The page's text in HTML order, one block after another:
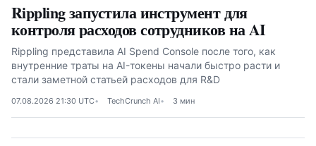
Rippling запустила инструмент для
контроля расходов сотрудников на AI
Rippling представила AI Spend Console после того, как
внутренние траты на AI-токены начали быстро расти и
стали заметной статьей расходов для R&D
07.08.2026 21:30 UTC TechCrunch AI 3 мин